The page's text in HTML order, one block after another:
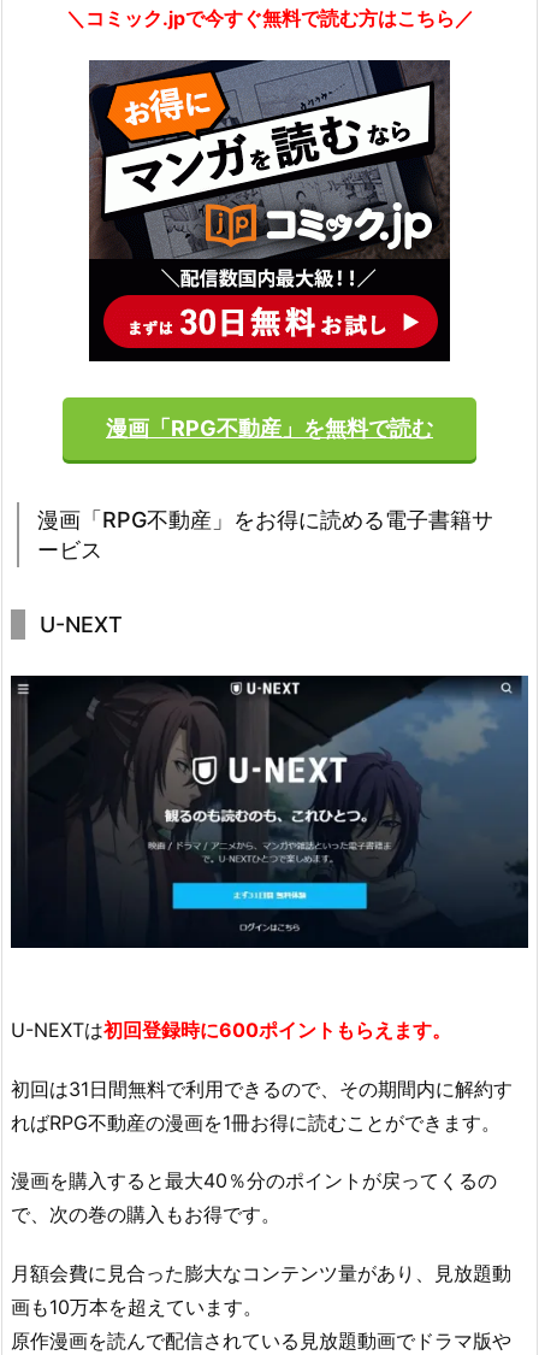
＼コミック.jpで今すぐ無料で読む方はこちら／
漫画「RPG不動産」を無料で読む
漫画「RPG不動産」をお得に読める電子書籍サ
ービス
U-NEXT
U-NEXTは初回登録時に600ポイントもらえます。
初回は31日間無料で利用できるので、その期間内に解約す
ればRPG不動産の漫画を1冊お得に読むことができます。
漫画を購入すると最大40％分のポイントが戻ってくるの
で、次の巻の購入もお得です。
月額会費に見合った膨大なコンテンツ量があり、見放題動
画も10万本を超えています。
原作漫画を読んで配信されている見放題動画でドラマ版や